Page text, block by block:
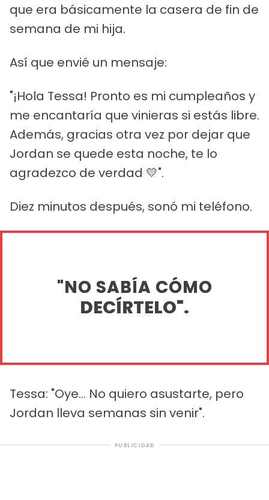
que era básicamente la casera de fin de
semana de mi hija.
Así que envié un mensaje:
"¡Hola Tessa! Pronto es mi cumpleaños y
me encantaría que vinieras si estás libre.
Además, gracias otra vez por dejar que
Jordan se quede esta noche, te lo
agradezco de verdad 💛".
Diez minutos después, sonó mi teléfono.
"NO SABÍA CÓMO
DECÍRTELO".
Tessa: "Oye... No quiero asustarte, pero
Jordan lleva semanas sin venir".
PUBLICIDAD